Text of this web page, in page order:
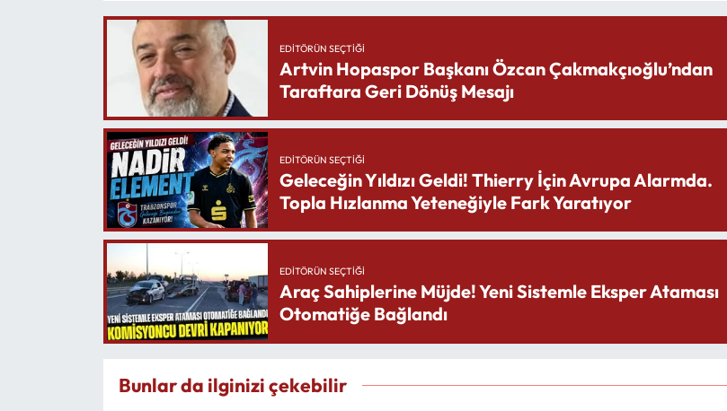
EDITÖRÜN SEÇTIĞI
Artvin Hopaspor Başkanı Özcan Çakmakçıoğlu’ndan
Taraftara Geri Dönüş Mesajı
EDITÖRÜN SEÇTIĞI
Geleceğin Yıldızı Geldi! Thierry İçin Avrupa Alarmda.
Topla Hızlanma Yeteneğiyle Fark Yaratıyor
EDITÖRÜN SEÇTIĞI
Araç Sahiplerine Müjde! Yeni Sistemle Eksper Ataması
Otomatiğe Bağlandı
Bunlar da ilginizi çekebilir